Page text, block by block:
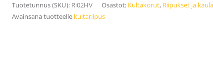
Tuotetunnus (SKU): Ri02HV Osastot: Kultakorut, Riipukset ja
Avainsana tuotteelle kultariipus